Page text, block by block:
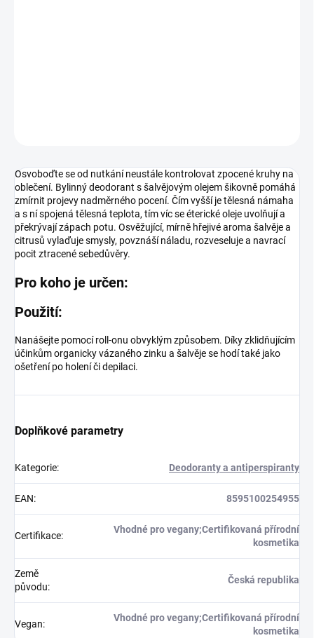
Osvoboďte se od nutkání neustále kontrolovat zpocené kruhy na
oblečení. Bylinný deodorant s šalvějovým olejem šikovně pomáhá
zmírnit projevy nadměrného pocení. Čím vyšší je tělesná námaha
a s ní spojená tělesná teplota, tím víc se éterické oleje uvolňují a
překrývají zápach potu. Osvěžující, mírně hřejivé aroma šalvěje a
citrusů vylaďuje smysly, povznáší náladu, rozveseluje a navrací
pocit ztracené sebedůvěry.
Pro koho je určen:
Použití:
Nanášejte pomocí roll-onu obvyklým způsobem. Díky zklidňujícím
účinkům organicky vázaného zinku a šalvěje se hodí také jako
ošetření po holení či depilaci.
Doplňkové parametry
Kategorie: Deodoranty a antiperspiranty
EAN: 8595100254955
Certifikace:
Vhodné pro vegany;Certifikovaná přírodní
kosmetika
Země
původu:
Česká republika
Vegan:
Vhodné pro vegany;Certifikovaná přírodní
kosmetika